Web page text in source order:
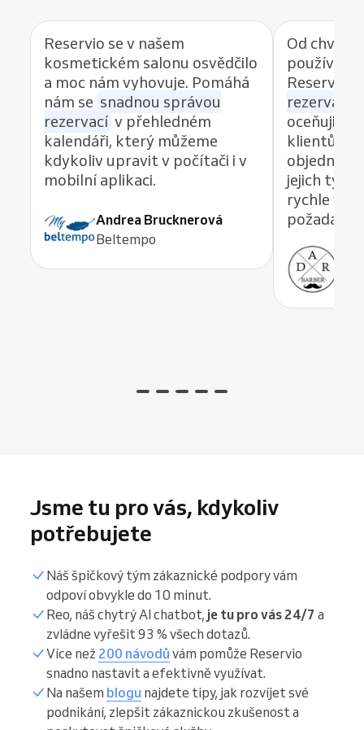
Reservio se v našem
kosmetickém salonu osvědčilo
a moc nám vyhovuje. Pomáhá
nám se snadnou správou
rezervací v přehledném
kalendáři, který můžeme
kdykoliv upravit v počítači i v
mobilní aplikaci.
Andrea Brucknerová
Beltempo
Od chvíle,
používat
Reservio,
rezervací
oceňuji
klientům
jejich tým
rychle
Jsme tu pro vás, kdykoliv
potřebujete
Náš špičkový tým zákaznické podpory vám
odpoví obvykle do 10 minut.
Reo, náš chytrý AI chatbot, je tu pro vás 24/7 a
zvládne vyřešit 93 % všech dotazů.
Více než 200 návodů vám pomůže Reservio
snadno nastavit a efektivně využívat.
Na našem blogu najdete tipy, jak rozvíjet své
podnikání, zlepšit zákaznickou zkušenost a